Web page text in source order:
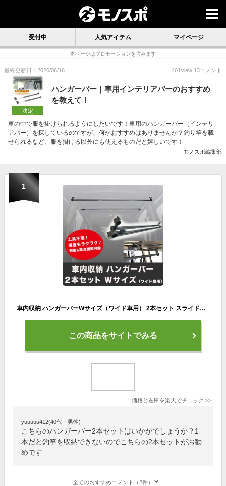
受付中 人気アイテム マイページ
本ページはプロモーションを含みます
最終更新日：2026/06/16 401View 13コメント
決定
ハンガーバー｜車用インテリアバーのおすすめ
を教えて！
車の中で服を掛けられるようにしたいです！車用のハンガーバー（インテリ
アバー）を探しているのですが、何かおすすめはありませんか？釣り竿を載
せられるなど、服を掛ける以外にも使えるものだと嬉しいです！
モノスポ編集部
1
車内収納 ハンガーバーWサイズ（ワイド車用） 2本セット スライドバー2本セット 黒 頑丈 インテリアバー スノーボード サーフィン スキー 脚立 ロッドホルダー サイドバー キャンプ ベース キャリア 車中泊 釣り 職人棚 ルーフ インナー 室内 車内 ラック 棚 荷室 荷台
この商品をサイトでみる
価格と在庫を楽天でチェック >>
yuuuuu412(40代・男性)
こちらのハンガーバー2本セットはいかがでしょうか？1
本だと釣竿を収納できないのでこちらの2本セットがお勧
めです
全てのおすすめコメント（2件）